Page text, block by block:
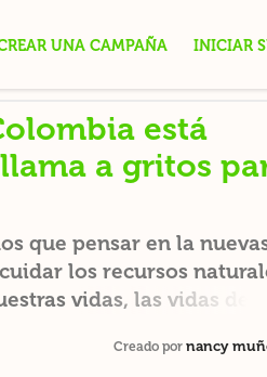
UNA CAMPAÑA INICIAR
está
a gritos
que pensar en la
los recursos
vidas, las vidas de
es vida. Sin agua no
Creado por nancy